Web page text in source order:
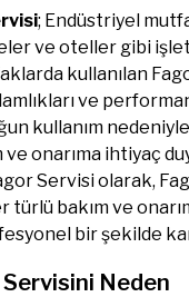
; Endüstriyel
ve oteller gibi
kullanılan
ve
kullanım
ve onarıma ihtiyaç
Servisi olarak,
türlü bakım ve
bir şekilde
Neden